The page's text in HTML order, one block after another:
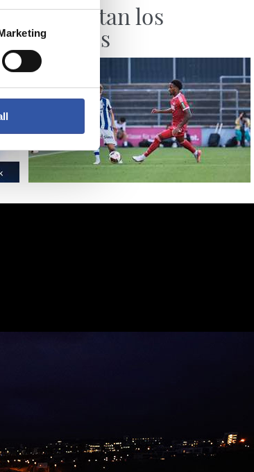
Aumentan los
minutos